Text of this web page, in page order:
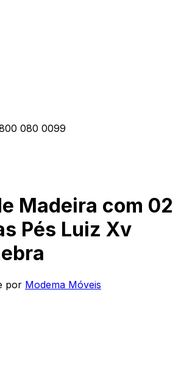
080 0099
Madeira com 02
Pés Luiz Xv
por Modema Móveis